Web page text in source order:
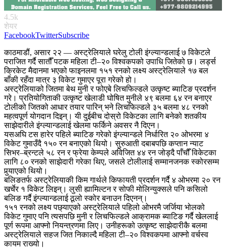
4.5k
शेयर
FacebookTwitterSubscribe
काठमाडौं, असार २२ — अस्ट्रेलियाले घरेलु टोली इंग्ल्यान्डलाई ७ विकेटले
पराजित गर्दै सातौँ पटक महिला टी–२० विश्वकपको उपाधि जितेको छ। लर्ड्स
क्रिकेट मैदानमा भएको फाइनलमा १५१ रनको लक्ष्य अस्ट्रेलियाले १७ बल
बाँकी रहँदा मात्र ३ विकेट गुमाएर पूरा गरेको हो।
अस्ट्रेलियाको जितमा बेथ मुनी र फोएबे लिचफिल्डले उत्कृष्ट ब्याटिङ प्रदर्शन
गरे। प्रतियोगिताकी उत्कृष्ट खेलाडी घोषित मुनीले ४९ बलमा ६४ रन बनाएर
टोलीको जितको आधार तयार पारिन् भने लिचफिल्डले ३५ बलमा ४८ रनको
महत्वपूर्ण योगदान दिइन्। यी दुईबीच दोस्रो विकेटका लागि बनेको शतकीय
साझेदारीले इंग्ल्यान्डलाई खेलमा फर्किने अवसर नै दिएन।
यसअघि टस हारेर पहिले ब्याटिङ गरेको इंग्ल्यान्डले निर्धारित २० ओभरमा ४
विकेट गुमाउँदै १५० रन बनाएको थियो। सुरुआती दबाबपछि कप्तान न्याट
सिभर–ब्रन्टले ५८ रन र फ्रेया केम्पले अविजित ४४ रन जोड्दै पाँचौँ विकेटका
लागि ८० रनको साझेदारी गरेका थिए, जसले टोलीलाई सम्मानजनक स्कोरसम्म
पुर्‍याएको थियो।
बलिङतर्फ अस्ट्रेलियाकी किम गार्थले किफायती प्रदर्शन गर्दै ४ ओभरमा २० रन
खर्चेर १ विकेट लिइन्। लुसी ह्यामिल्टन र सोफी मोलिन्युक्सले पनि कसिलो
बलिङ गर्दै इंग्ल्यान्डलाई ठूलो स्कोर बनाउन दिएनन्।
१५१ रनको लक्ष्य पछ्याएको अस्ट्रेलियाले पहिलो ओभरमै जर्जिया भोलको
विकेट गुमाए पनि त्यसपछि मुनी र लिचफिल्डले आक्रामक ब्याटिङ गर्दै खेललाई
पूर्ण रूपमा आफ्नो नियन्त्रणमा लिए। उनीहरूको उत्कृष्ट साझेदारीकै बलमा
अस्ट्रेलियाले सहज जित निकाल्दै महिला टी–२० विश्वकपमा आफ्नो वर्चस्व
कायम राख्यो।